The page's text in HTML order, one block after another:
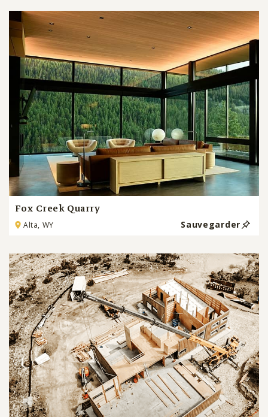
Fox Creek Quarry
Alta, WY Sauvegarder